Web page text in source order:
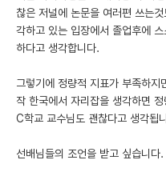
찮은 저널에 논문을 여러편 쓰는
각하고 있는 입장에서 졸업후에
하다고 생각합니다.
그렇기에 정량적 지표가 부족하
작 한국에서 자리잡을 생각하면
C학교 교수님도 괜찮다고 생각됩
선배님들의 조언을 받고 싶습니다.